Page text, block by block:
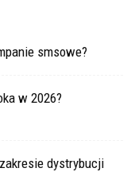
smsowe?
w 2026?
dystrybucji